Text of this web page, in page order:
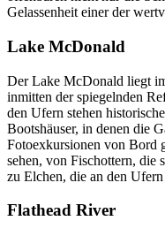
Gelassenheit einer der
Lake McDonald
Der Lake McDonald liegt
inmitten der spiegelnden
den Ufern stehen
Bootshäuser, in denen die
Fotoexkursionen von Bord
sehen, von Fischottern, die
zu Elchen, die an den Ufern
Flathead River